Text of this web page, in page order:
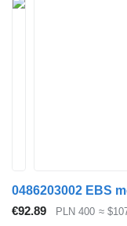
0486203002 EBS
€92.89
PLN 400 ≈